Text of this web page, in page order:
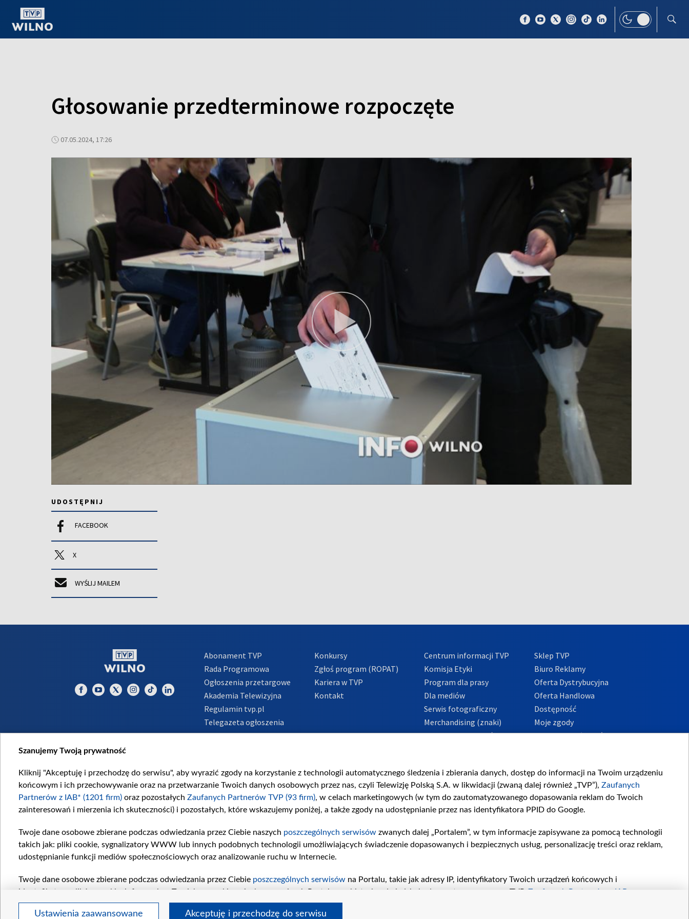
Głosowanie przedterminowe rozpoczęte
07.05.2024, 17:26
UDOSTĘPNIJ
FACEBOOK
X
WYŚLIJ MAILEM
Abonament TVP
Rada Programowa
Ogłoszenia przetargowe
Akademia Telewizyjna
Regulamin tvp.pl
Telegazeta ogłoszenia
Informacje o nadawcy
Konkursy
Zgłoś program (ROPAT)
Kariera w TVP
Kontakt
Centrum informacji TVP
Komisja Etyki
Program dla prasy
Dla mediów
Serwis fotograficzny
Merchandising (znaki)
Polityka Prywatności
Sklep TVP
Biuro Reklamy
Oferta Dystrybucyjna
Oferta Handlowa
Dostępność
Moje zgody
Procedura zgłoszeń
Szanujemy Twoją prywatność
Kliknij "Akceptuję i przechodzę do serwisu", aby wyrazić zgody na korzystanie z technologii automatycznego śledzenia i zbierania danych, dostęp do informacji na Twoim urządzeniu
końcowym i ich przechowywanie oraz na przetwarzanie Twoich danych osobowych przez nas, czyli Telewizję Polską S.A. w likwidacji (zwaną dalej również „TVP”), Zaufanych
Partnerów z IAB* (1201 firm) oraz pozostałych Zaufanych Partnerów TVP (93 firm), w celach marketingowych (w tym do zautomatyzowanego dopasowania reklam do Twoich
zainteresowań i mierzenia ich skuteczności) i pozostałych, które wskazujemy poniżej, a także zgody na udostępnianie przez nas identyfikatora PPID do Google.
Twoje dane osobowe zbierane podczas odwiedzania przez Ciebie naszych poszczególnych serwisów zwanych dalej „Portalem”, w tym informacje zapisywane za pomocą technologii
takich jak: pliki cookie, sygnalizatory WWW lub innych podobnych technologii umożliwiających świadczenie dopasowanych i bezpiecznych usług, personalizację treści oraz reklam,
udostępnianie funkcji mediów społecznościowych oraz analizowanie ruchu w Internecie.
Twoje dane osobowe zbierane podczas odwiedzania przez Ciebie poszczególnych serwisów na Portalu, takie jak adresy IP, identyfikatory Twoich urządzeń końcowych i
identyfikatory plików cookie, informacje o Twoich wyszukiwaniach w serwisach Portalu czy historia odwiedzin będą przetwarzane przez TVP, Zaufanych Partnerów z IAB
pozostałychZaufanych Partnerów TVP
dla realizacji następujących celów i funkcji: przechowywania informacji na urządzeniu lub dostęp do nich, wyboru podstawowych reklam,
wyboru spersonalizowanych reklam, tworzenia profilu spersonalizowanych reklam, tworzenia profilu spersonalizowanych treści, wyboru spersonalizowanych treści, pomiaru
Ustawienia zaawansowane Akceptuję i przechodzę do serwisu